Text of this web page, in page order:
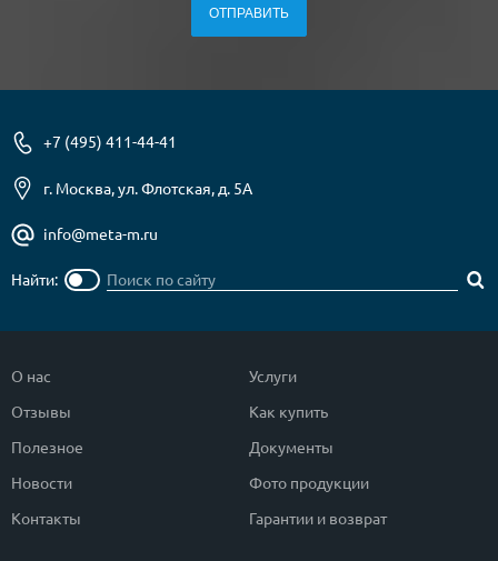
+7 (495) 411-44-41
г. Москва, ул. Флотская, д. 5А
info@meta-m.ru
Найти:
О нас
Отзывы
Полезное
Новости
Контакты
Услуги
Как купить
Документы
Фото продукции
Гарантии и возврат